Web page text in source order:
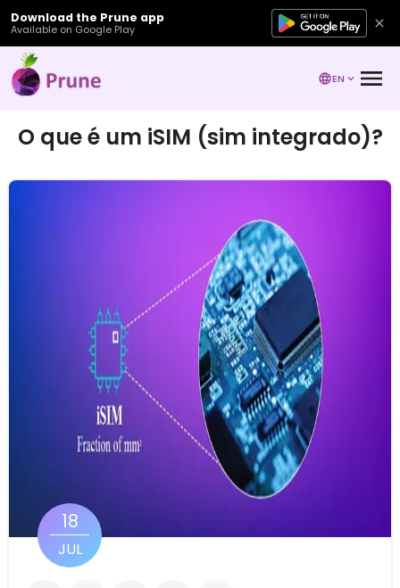
Download the Prune app
Available on Google Play
EN
O que é um iSIM (sim integrado)?
18
JUL